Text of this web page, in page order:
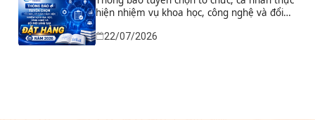
hiện nhiệm vụ khoa học, công nghệ và đổi
22/07/2026